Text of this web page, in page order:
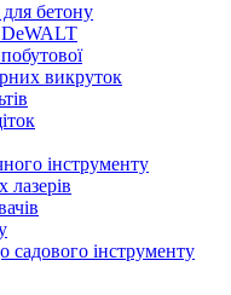
бетону
викруток
інструменту
лазерів
садового інструменту